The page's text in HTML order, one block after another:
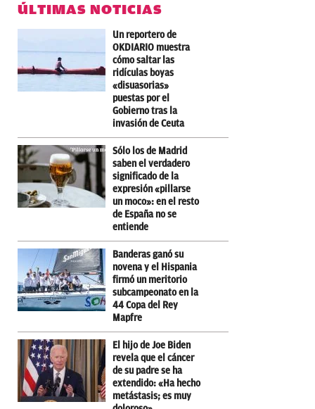
ÚLTIMAS NOTICIAS
Un reportero de
OKDIARIO muestra
cómo saltar las
ridículas boyas
«disuasorias»
puestas por el
Gobierno tras la
invasión de Ceuta
Sólo los de Madrid
saben el verdadero
significado de la
expresión «pillarse
un moco»: en el resto
de España no se
entiende
Banderas ganó su
novena y el Hispania
firmó un meritorio
subcampeonato en la
44 Copa del Rey
Mapfre
El hijo de Joe Biden
revela que el cáncer
de su padre se ha
extendido: «Ha hecho
metástasis; es muy